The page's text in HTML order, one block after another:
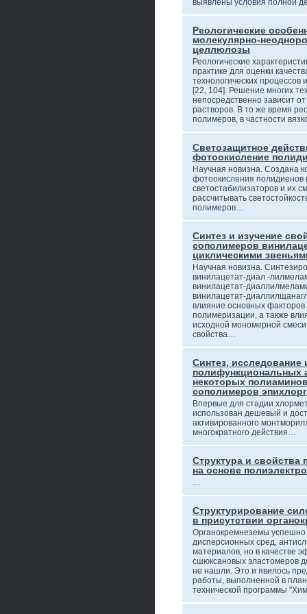
выявлены условия полной
Реологические
молекулярно-
целлюлозы
Реологические
практике для оценки
технологических процессов
[22, 104]. Решение многих
непосредственно зависит
растворов. В то же время
полимеров, в частности
Светозащитное
фотоокисление
Научная новизна. Создана
фотоокисления полидиенов
светостабилизаторов и их
рассчитывать
полимеров…
Синтез и изучение
сополимеров
циклическими
Научная новизна.
винилацетат-диал -
винилацетат-
винилацетат-
влияние основных факторов
полимеризации, а также
исходной мономерной
свойства…
Синтез, исследование
полифункциональных
некоторых
сополимеров
Впервые для стадии
использован дешевый и
активированного
многократного действия…
Структура и
на основе
…
Структурирование
в присутствии
Органокремнеземы успешно
дисперсионных сред,
материалов, но в качестве
сшюксановых эластомеров
не нашли. Это и явилось
работы, выполненной в
технической программы